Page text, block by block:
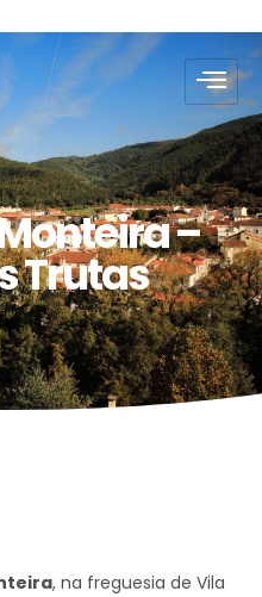
–
Trutas
, na freguesia de Vila